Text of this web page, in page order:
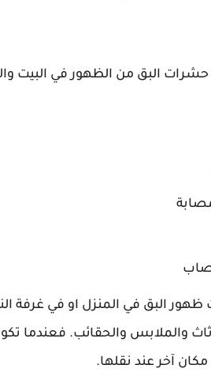
البق من الظهور في البيت
البق في المنزل او في غرفة
والملابس والحقائب. فعندما
آخر عند نقلها.